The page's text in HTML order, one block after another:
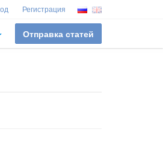
Регистрация
Отправка статей